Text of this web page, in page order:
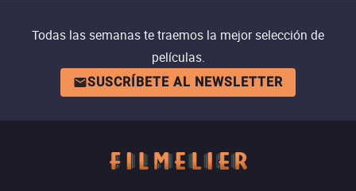
Todas las semanas te traemos la mejor selección de
películas.
SUSCRÍBETE AL NEWSLETTER